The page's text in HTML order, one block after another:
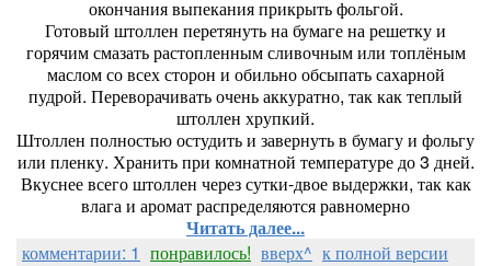
окончания выпекания прикрыть фольгой.
Готовый штоллен перетянуть на бумаге на решетку и
горячим смазать растопленным сливочным или топлёным
маслом со всех сторон и обильно обсыпать сахарной
пудрой. Переворачивать очень аккуратно, так как теплый
штоллен хрупкий.
Штоллен полностью остудить и завернуть в бумагу и фольгу
или пленку. Хранить при комнатной температуре до 3 дней.
Вкуснее всего штоллен через сутки-двое выдержки, так как
влага и аромат распределяются равномерно
Читать далее...
комментарии: 1 понравилось! вверх^ к полной версии